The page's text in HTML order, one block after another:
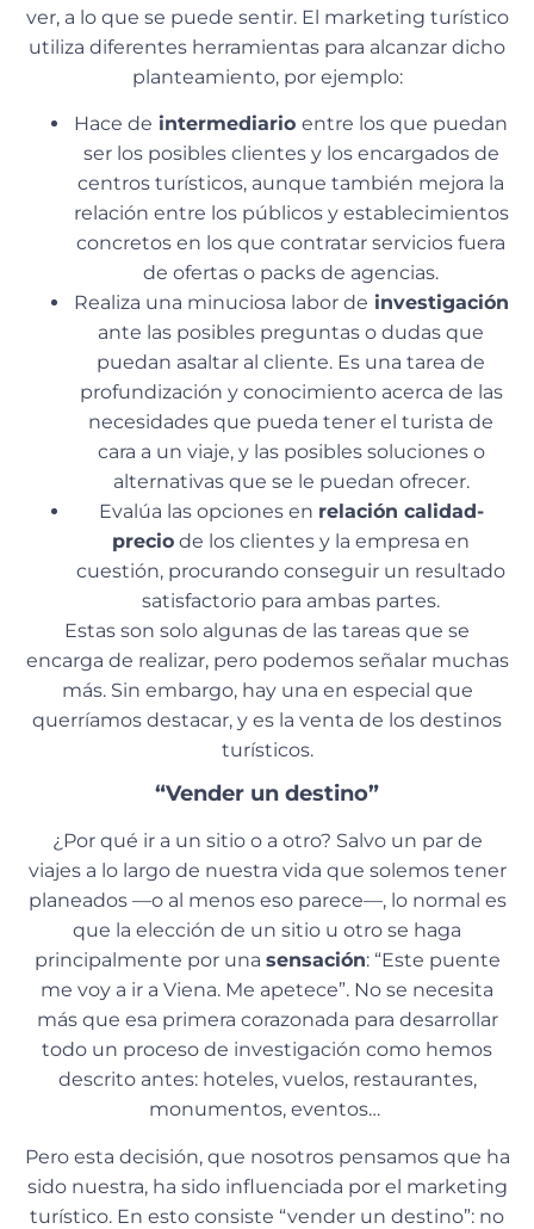
ver, a lo que se puede sentir. El marketing turístico
utiliza diferentes herramientas para alcanzar dicho
planteamiento, por ejemplo:
Hace de intermediario entre los que puedan
ser los posibles clientes y los encargados de
centros turísticos, aunque también mejora la
relación entre los públicos y establecimientos
concretos en los que contratar servicios fuera
de ofertas o packs de agencias.
Realiza una minuciosa labor de investigación
ante las posibles preguntas o dudas que
puedan asaltar al cliente. Es una tarea de
profundización y conocimiento acerca de las
necesidades que pueda tener el turista de
cara a un viaje, y las posibles soluciones o
alternativas que se le puedan ofrecer.
Evalúa las opciones en relación calidad-
precio de los clientes y la empresa en
cuestión, procurando conseguir un resultado
satisfactorio para ambas partes.
Estas son solo algunas de las tareas que se
encarga de realizar, pero podemos señalar muchas
más. Sin embargo, hay una en especial que
querríamos destacar, y es la venta de los destinos
turísticos.
“Vender un destino”
¿Por qué ir a un sitio o a otro? Salvo un par de
viajes a lo largo de nuestra vida que solemos tener
planeados —o al menos eso parece—, lo normal es
que la elección de un sitio u otro se haga
principalmente por una sensación: “Este puente
me voy a ir a Viena. Me apetece”. No se necesita
más que esa primera corazonada para desarrollar
todo un proceso de investigación como hemos
descrito antes: hoteles, vuelos, restaurantes,
monumentos, eventos…
Pero esta decisión, que nosotros pensamos que ha
sido nuestra, ha sido influenciada por el marketing
turístico. En esto consiste “vender un destino”: no